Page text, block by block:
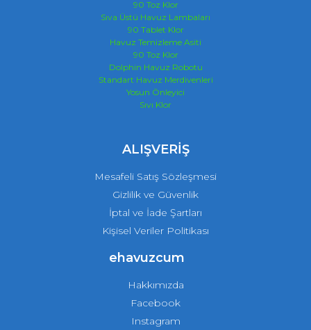
90 Toz Klor
Sıva Üstü Havuz Lambaları
90 Tablet Klor
Havuz Temizleme Asiti
90 Toz Klor
Dolphin Havuz Robotu
Standart Havuz Merdivenleri
Yosun Önleyici
Sıvı Klor
ALIŞVERİŞ
Mesafeli Satış Sözleşmesi
Gizlilik ve Güvenlik
İptal ve İade Şartları
Kişisel Veriler Politikası
ehavuzcum
Hakkımızda
Facebook
Instagram